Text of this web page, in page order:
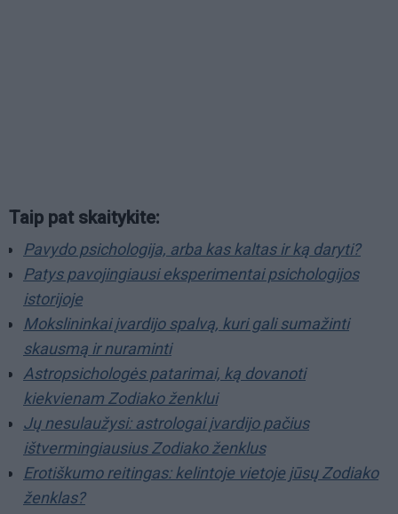
Taip pat skaitykite:
Pavydo psichologija, arba kas kaltas ir ką daryti?
Patys pavojingiausi eksperimentai psichologijos
istorijoje
Mokslininkai įvardijo spalvą, kuri gali sumažinti
skausmą ir nuraminti
Astropsichologės patarimai, ką dovanoti
kiekvienam Zodiako ženklui
Jų nesulaužysi: astrologai įvardijo pačius
ištvermingiausius Zodiako ženklus
Erotiškumo reitingas: kelintoje vietoje jūsų Zodiako
ženklas?